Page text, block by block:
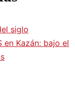
siglo
en Kazán: bajo el